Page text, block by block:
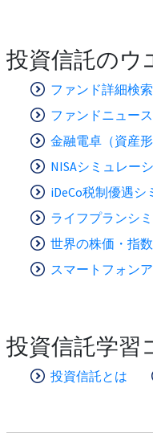
投資信託のウ
ファンド詳細検索
ファンドニュース
金融電卓（資産
NISAシミュレー
iDeCo税制優遇シ
ライフプランシ
世界の株価・指数
スマートフォン
投資信託学習
投資信託とは